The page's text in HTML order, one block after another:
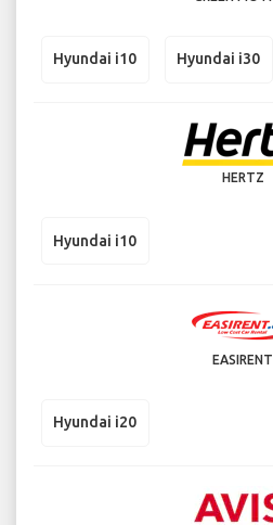
Hyundai i10 Hyundai i30
HERTZ
Hyundai i10
EASIRENT
Hyundai i20